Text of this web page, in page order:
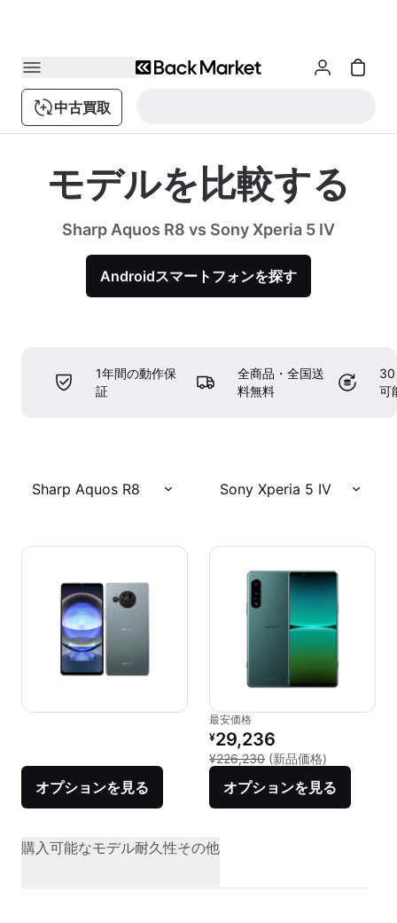
中古買取
モデルを比較する
Sharp Aquos R8 vs Sony Xperia 5 IV
Androidスマートフォンを探す
1年間の動作保
証
全商品・全国送
料無料
30
可
Sharp Aquos R8 Sony Xperia 5 IV
オプションを見る
最安価格
リファービッシュ品の価格：
¥29,236
¥226,230 (新品価格)
オプションを見る
購入可能なモデル耐久性その他